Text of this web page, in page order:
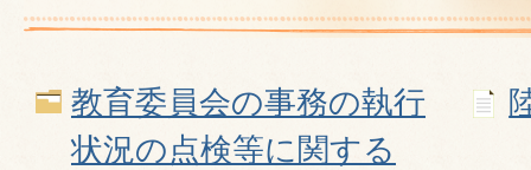
教育委員会の事務の執行
状況の点検等に関する